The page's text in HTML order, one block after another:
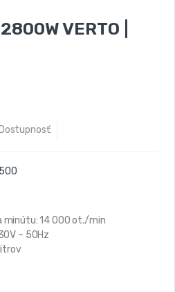
VERTO |
minútu: 14 000 ot./min
~ 50Hz